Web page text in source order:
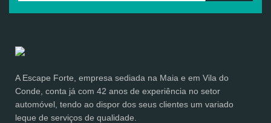
A Escape Forte, empresa sediada na Maia e em Vila do
Conde, conta já com 42 anos de experiência no setor
automóvel, tendo ao dispor dos seus clientes um variado
leque de serviços de qualidade.